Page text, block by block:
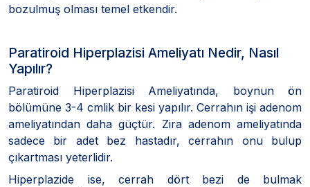
bozulmuş olması temel etkendir.
Paratiroid Hiperplazisi Ameliyatı Nedir, Nasıl
Yapılır?
Paratiroid Hiperplazisi Ameliyatında, boynun ön
bölümüne 3-4 cmlik bir kesi yapılır. Cerrahın işi adenom
ameliyatından daha güçtür. Zira adenom ameliyatında
sadece bir adet bez hastadır, cerrahın onu bulup
çıkartması yeterlidir.
Hiperplazide ise, cerrah dört bezi de bulmak